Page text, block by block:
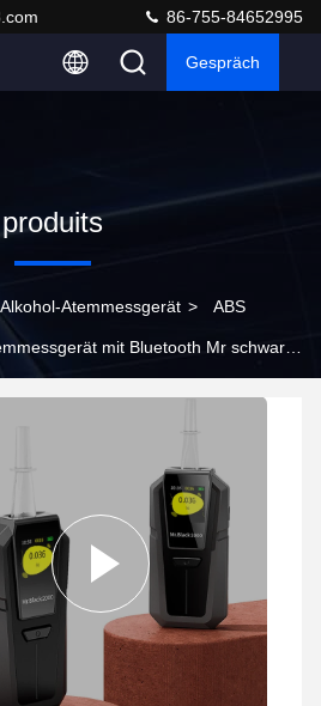
86-755-84652995
Gespräch
produits
Alkohol-Atemmessgerät > ABS
mit Bluetooth Mr schwarz